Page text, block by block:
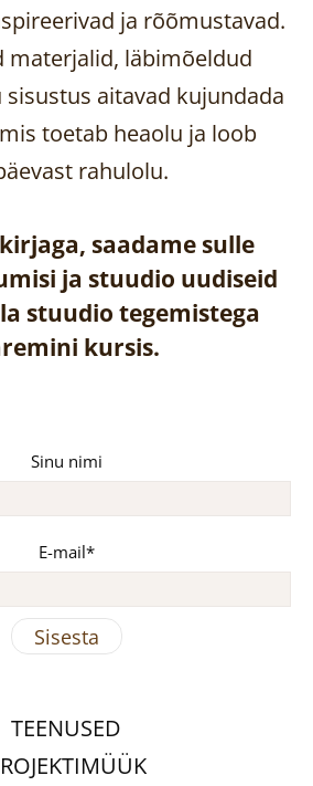
ja rõõmustavad.
materjalid, läbimõeldud
aitavad kujundada
toetab heaolu ja loob
rahulolu.
saadame sulle
ja stuudio uudiseid
stuudio tegemistega
kursis.
Sinu nimi
E-mail
TEENUSED